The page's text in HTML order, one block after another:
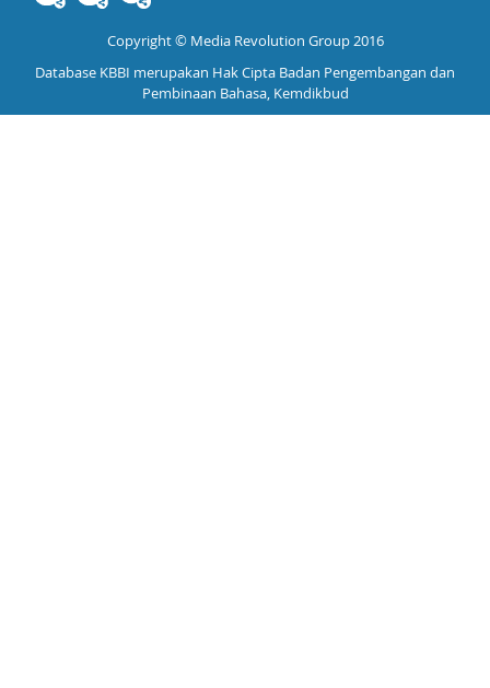
Copyright © Media Revolution Group 2016
Database KBBI merupakan Hak Cipta Badan Pengembangan dan
Pembinaan Bahasa, Kemdikbud